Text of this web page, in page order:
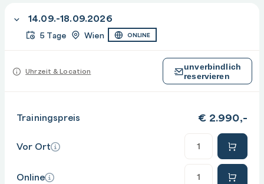
14.09.-18.09.2026
5 Tage Wien ONLINE
Uhrzeit & Location
unverbindlich
reservieren
Trainingspreis € 2.990,-
Vor Ort
Online